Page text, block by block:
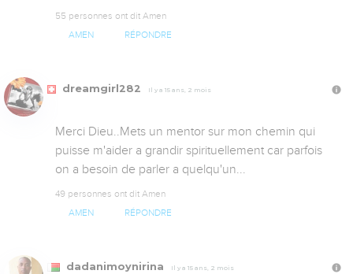
55 personnes ont dit Amen
AMEN RÉPONDRE
dreamgirl282 Il y a 15 ans, 2 mois
Merci Dieu..Mets un mentor sur mon chemin qui
puisse m'aider a grandir spirituellement car parfois
on a besoin de parler a quelqu'un...
49 personnes ont dit Amen
AMEN RÉPONDRE
dadanimoynirina Il y a 15 ans, 2 mois